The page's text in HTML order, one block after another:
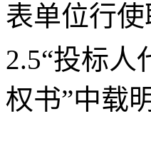
表单位行
2.5“投标人
权书”中载